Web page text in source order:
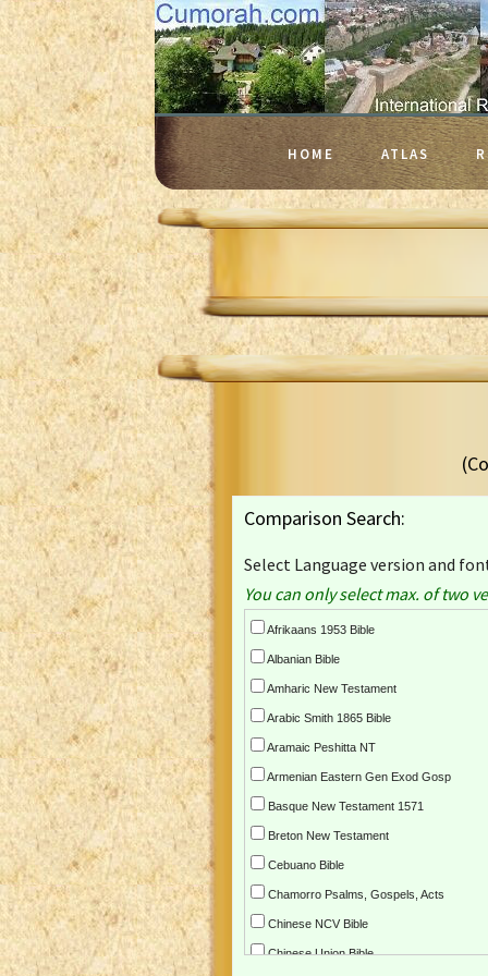
HOME ATLAS
Comparison Search:
Select Language version and
You can only select max. of two
Afrikaans 1953 Bible
Albanian Bible
Amharic New Testament
Arabic Smith 1865 Bible
Aramaic Peshitta NT
Armenian Eastern Gen Exod Gosp
Basque New Testament 1571
Breton New Testament
Cebuano Bible
Chamorro Psalms, Gospels, Acts
Chinese NCV Bible
Chinese Union Bible